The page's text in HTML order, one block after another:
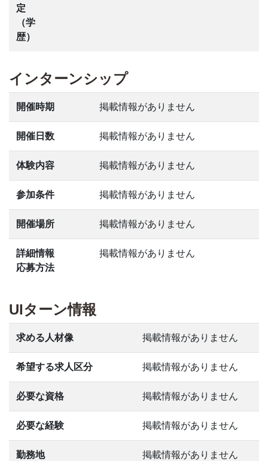
定
（学
歴）
インターンシップ
開催時期 掲載情報がありません
開催日数 掲載情報がありません
体験内容 掲載情報がありません
参加条件 掲載情報がありません
開催場所 掲載情報がありません
詳細情報
応募方法
掲載情報がありません
UIターン情報
求める人材像 掲載情報がありません
希望する求人区分 掲載情報がありません
必要な資格 掲載情報がありません
必要な経験 掲載情報がありません
勤務地 掲載情報がありません